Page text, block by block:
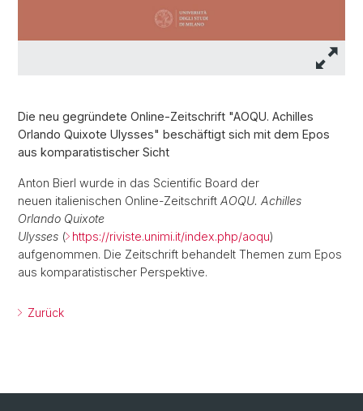
Die neu gegründete Online-Zeitschrift "AOQU. Achilles
Orlando Quixote Ulysses" beschäftigt sich mit dem Epos
aus komparatistischer Sicht
Anton Bierl wurde in das Scientific Board der
neuen italienischen Online-Zeitschrift AOQU. Achilles
Orlando Quixote
Ulysses ( https://riviste.unimi.it/index.php/aoqu)
aufgenommen. Die Zeitschrift behandelt Themen zum Epos
aus komparatistischer Perspektive.
Zurück